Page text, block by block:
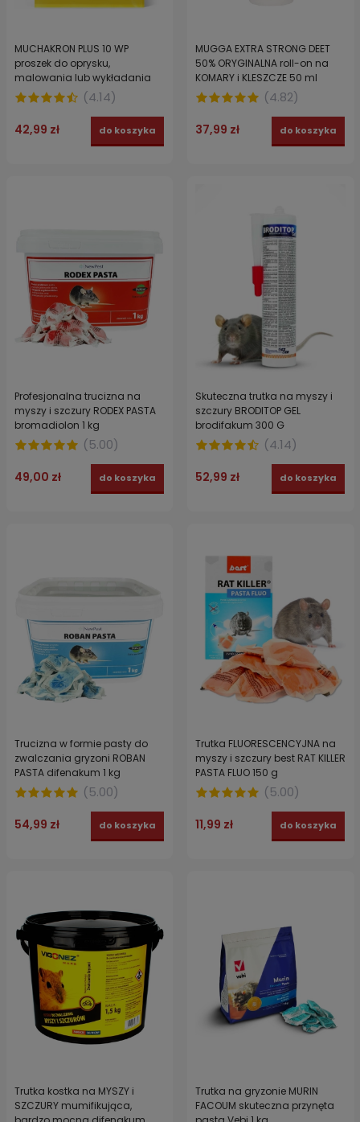
MUCHAKRON PLUS 10 WP
proszek do oprysku,
malowania lub wykładania
na MUCHY 125 g(4.14)
42,99 zł do koszyka
MUGGA EXTRA STRONG DEET
50% ORYGINALNA roll-on na
KOMARY i KLESZCZE 50 ml
(4.82)
37,99 zł do koszyka
Profesjonalna trucizna na
myszy i szczury RODEX PASTA
bromadiolon 1 kg
(5.00)
49,00 zł do koszyka
Skuteczna trutka na myszy i
szczury BRODITOP GEL
brodifakum 300 G
(4.14)
52,99 zł do koszyka
Trucizna w formie pasty do
zwalczania gryzoni ROBAN
PASTA difenakum 1 kg
(5.00)
54,99 zł do koszyka
Trutka FLUORESCENCYJNA na
myszy i szczury best RAT KILLER
PASTA FLUO 150 g
(5.00)
11,99 zł do koszyka
Trutka kostka na MYSZY i
SZCZURY mumifikująca,
Trutka na gryzonie MURIN
FACOUM skuteczna przynęta